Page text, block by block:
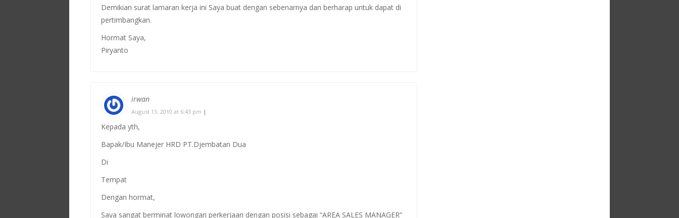
Demikian surat lamaran kerja ini Saya buat dengan sebenarnya dan berharap untuk dapat di
pertimbangkan.
Hormat Saya,
Piryanto
irwan
August 13, 2010 at 6:43 pm |
Kepada yth,
Bapak/Ibu Manejer HRD PT.Djembatan Dua
Di
Tempat
Dengan hormat,
Saya sangat berminat lowongan perkerjaan dengan posisi sebagai “AREA SALES MANAGER”